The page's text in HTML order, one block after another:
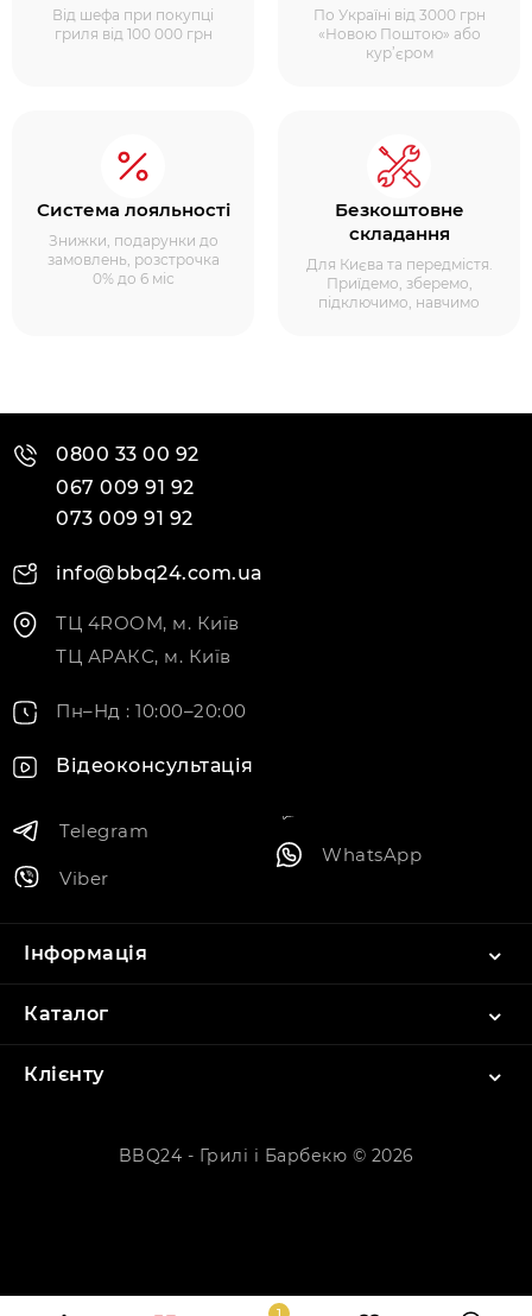
Від шефа при покупці
гриля від 100 000 грн
По Україні від 3000 грн
«Новою Поштою» або
кур’єром
Система лояльності
Знижки, подарунки до
замовлень, розстрочка
0% до 6 міс
Безкоштовне
складання
Для Києва та передмістя.
Приїдемо, зберемо,
підключимо, навчимо
0800 33 00 92
067 009 91 92
073 009 91 92
info@bbq24.com.ua
ТЦ 4ROOM, м. Київ
ТЦ АРАКС, м. Київ
Пн–Нд : 10:00–20:00
Відеоконсультація
Telegram
Viber
WhatsApp
Інформація
Каталог
Клієнту
BBQ24 - Грилі і Барбекю © 2026